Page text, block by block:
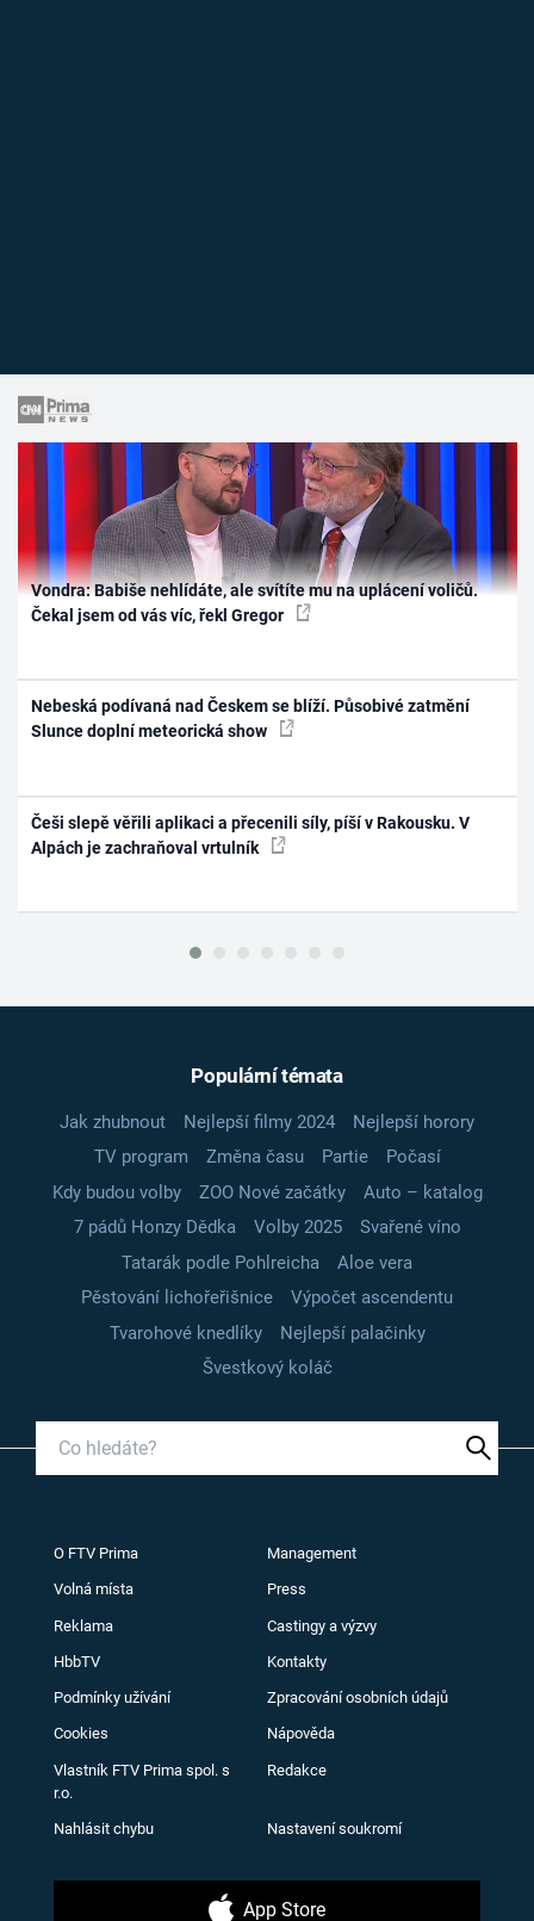
Vondra: Babiše nehlídáte, ale svítíte mu na uplácení voličů.
Čekal jsem od vás víc, řekl Gregor
Nebeská podívaná nad Českem se blíží. Působivé zatmění
Slunce doplní meteorická show
Češi slepě věřili aplikaci a přecenili síly, píší v Rakousku. V
Alpách je zachraňoval vrtulník
Populární témata
Jak zhubnout Nejlepší filmy 2024
Nejlepší horory
TV program
Změna času Partie
Počasí
Kdy budou volby
ZOO Nové začátky
Auto – katalog
7 pádů Honzy Dědka
Volby 2025
Svařené víno
Tatarák podle Pohlreicha
Aloe vera
Pěstování lichořeřišnice
Výpočet ascendentu
Tvarohové knedlíky
Nejlepší palačinky
Švestkový koláč
O FTV Prima Management
Volná místa Press
Reklama Castingy a výzvy
HbbTV Kontakty
Podmínky užívání Zpracování osobních údajů
Cookies Nápověda
Vlastník FTV Prima spol. s
r.o.
Redakce
Nahlásit chybu Nastavení soukromí
App Store